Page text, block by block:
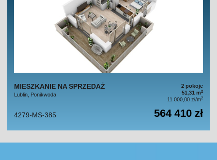
MIESZKANIE NA SPRZEDAŻ
Lublin, Ponikwoda
2 pokoje
51,31 m2
11 000,00 zł/m2
4279-MS-385 564 410 zł